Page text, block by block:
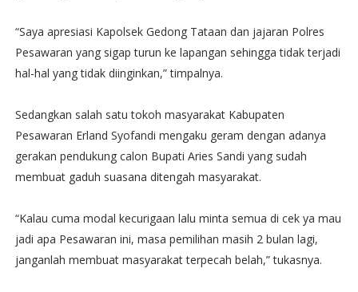
“Saya apresiasi Kapolsek Gedong Tataan dan jajaran Polres
Pesawaran yang sigap turun ke lapangan sehingga tidak terjadi
hal-hal yang tidak diinginkan,” timpalnya.
Sedangkan salah satu tokoh masyarakat Kabupaten
Pesawaran Erland Syofandi mengaku geram dengan adanya
gerakan pendukung calon Bupati Aries Sandi yang sudah
membuat gaduh suasana ditengah masyarakat.
“Kalau cuma modal kecurigaan lalu minta semua di cek ya mau
jadi apa Pesawaran ini, masa pemilihan masih 2 bulan lagi,
janganlah membuat masyarakat terpecah belah,” tukasnya.